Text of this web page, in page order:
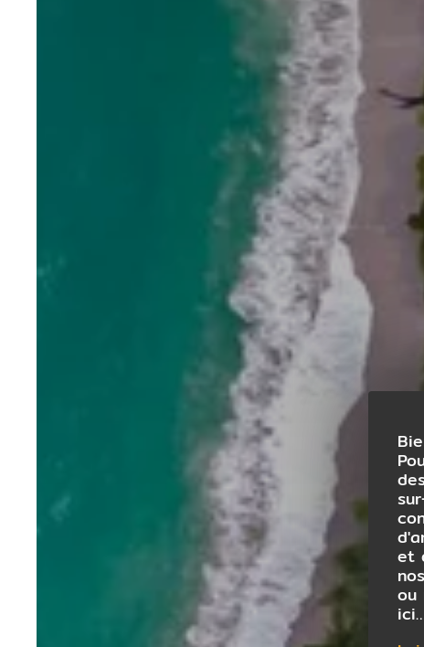
et
ou